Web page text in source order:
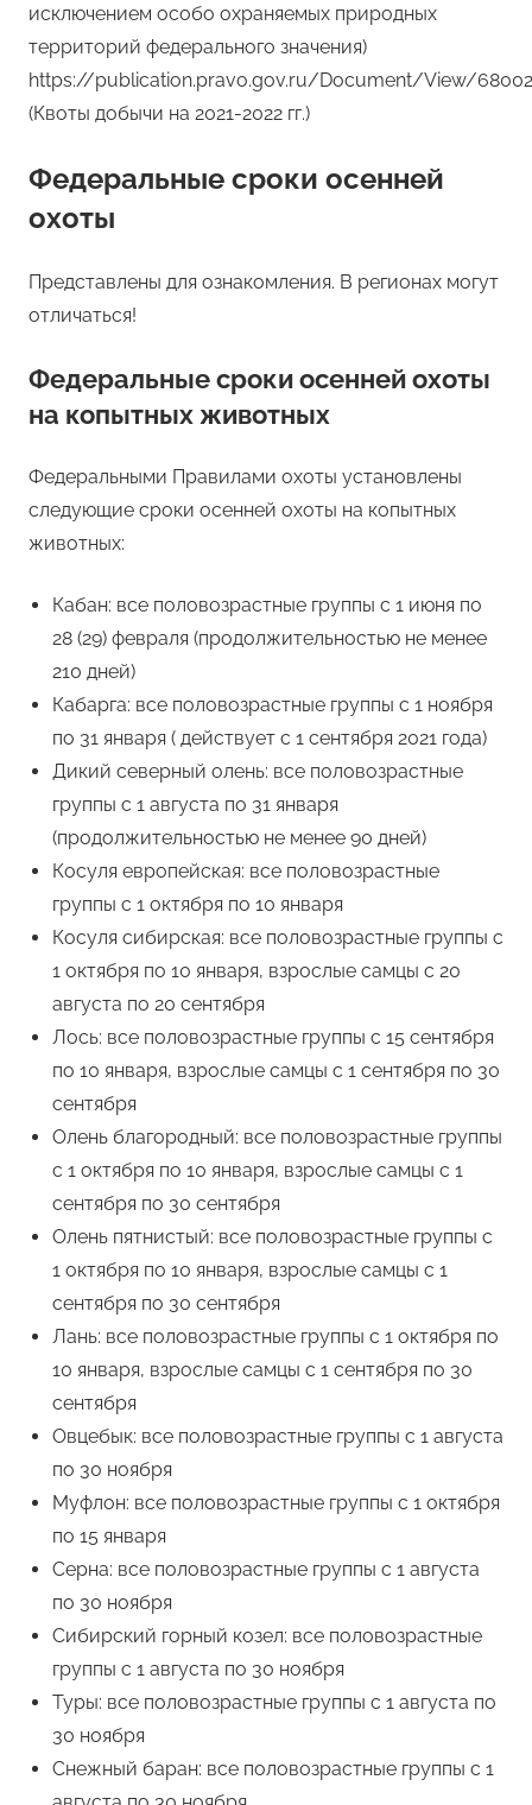
исключением особо охраняемых природных
территорий федерального значения)
https://publication.pravo.gov.ru/Document/View/
(Квоты добычи на 2021-2022 гг.)
Федеральные сроки осенней
охоты
Представлены для ознакомления. В регионах могут
отличаться!
Федеральные сроки осенней охоты
на копытных животных
Федеральными Правилами охоты установлены
следующие сроки осенней охоты на копытных
животных:
Кабан: все половозрастные группы с 1 июня по
28 (29) февраля (продолжительностью не менее
210 дней)
Кабарга: все половозрастные группы с 1 ноября
по 31 января ( действует с 1 сентября 2021 года)
Дикий северный олень: все половозрастные
группы с 1 августа по 31 января
(продолжительностью не менее 90 дней)
Косуля европейская: все половозрастные
группы с 1 октября по 10 января
Косуля сибирская: все половозрастные группы с
1 октября по 10 января, взрослые самцы с 20
августа по 20 сентября
Лось: все половозрастные группы с 15 сентября
по 10 января, взрослые самцы с 1 сентября по 30
сентября
Олень благородный: все половозрастные группы
с 1 октября по 10 января, взрослые самцы с 1
сентября по 30 сентября
Олень пятнистый: все половозрастные группы с
1 октября по 10 января, взрослые самцы с 1
сентября по 30 сентября
Лань: все половозрастные группы с 1 октября по
10 января, взрослые самцы с 1 сентября по 30
сентября
Овцебык: все половозрастные группы с 1 августа
по 30 ноября
Муфлон: все половозрастные группы с 1 октября
по 15 января
Серна: все половозрастные группы с 1 августа
по 30 ноября
Сибирский горный козел: все половозрастные
группы с 1 августа по 30 ноября
Туры: все половозрастные группы с 1 августа по
30 ноября
Снежный баран: все половозрастные группы с 1